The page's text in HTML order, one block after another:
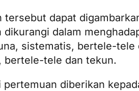
tersebut dapat
dikurangi dalam
sistematis, bertele-tele
bertele-tele dan tekun.
pertemuan diberikan